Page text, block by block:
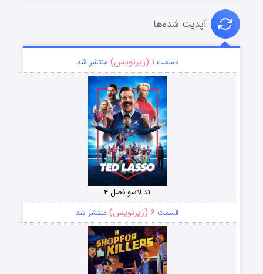
آپدیت شده‌ها
قسمت ۱ (زیرنویس) منتشر شد
تد لاسو فصل ۴
قسمت ۶ (زیرنویس) منتشر شد